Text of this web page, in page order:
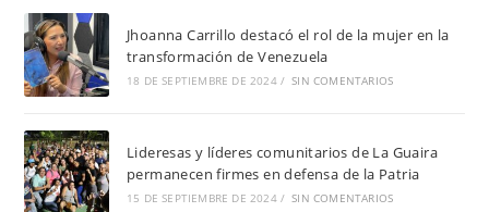
Jhoanna Carrillo destacó el rol de la mujer en la
transformación de Venezuela
18 DE SEPTIEMBRE DE 2024 / SIN COMENTARIOS
Lideresas y líderes comunitarios de La Guaira
permanecen firmes en defensa de la Patria
15 DE SEPTIEMBRE DE 2024 / SIN COMENTARIOS